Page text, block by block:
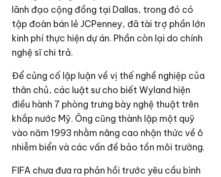
lãnh đạo cộng đồng tại Dallas, trong đó có
tập đoàn bán lẻ JCPenney, đã tài trợ phần lớn
kinh phí thực hiện dự án. Phần còn lại do chính
nghệ sĩ chi trả.
Để củng cố lập luận về vị thế nghề nghiệp của
thân chủ, các luật sư cho biết Wyland hiện
điều hành 7 phòng trưng bày nghệ thuật trên
khắp nước Mỹ. Ông cũng thành lập một quỹ
vào năm 1993 nhằm nâng cao nhận thức về ô
nhiễm biển và các vấn đề bảo tồn môi trường.
FIFA chưa đưa ra phản hồi trước yêu cầu bình